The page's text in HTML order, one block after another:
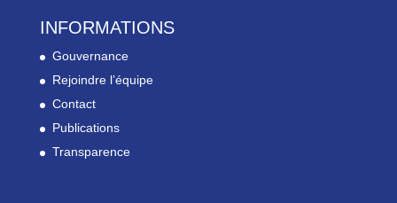
INFORMATIONS
Gouvernance
Rejoindre l’équipe
Contact
Publications
Transparence